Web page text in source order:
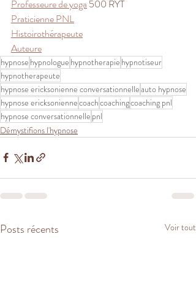
Professeure de yoga 500 RYT
Praticienne PNL
Histoirothérapeute
Auteure
hypnose hypnologue hypnotherapie hypnotiseur
hypnotherapeute
hypnose ericksonienne conversationnelleauto hypnose
hypnose ericksoniennecoachcoachingcoaching pnl
hypnose conversationnelle pnl
Démystifions l'hypnose
Posts récents Voir tout